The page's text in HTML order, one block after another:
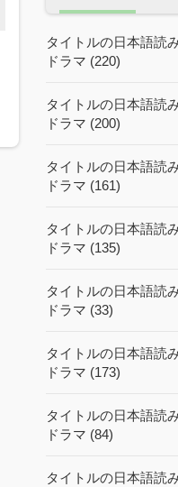
タイトルの日本語読
ドラマ (220)
タイトルの日本語読
ドラマ (200)
タイトルの日本語読
ドラマ (161)
タイトルの日本語読
ドラマ (135)
タイトルの日本語読
ドラマ (33)
タイトルの日本語読
ドラマ (173)
タイトルの日本語読
ドラマ (84)
タイトルの日本語読